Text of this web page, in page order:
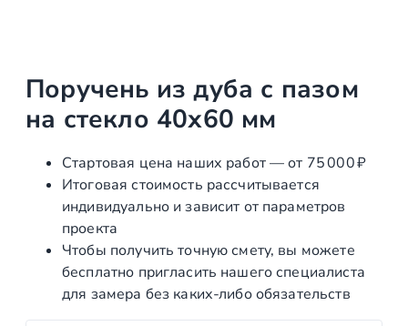
Поручень из дуба с пазом
на стекло 40х60 мм
Стартовая цена наших работ — от 75 000 ₽
Итоговая стоимость рассчитывается
индивидуально и зависит от параметров
проекта
Чтобы получить точную смету, вы можете
бесплатно пригласить нашего специалиста
для замера без каких‑либо обязательств